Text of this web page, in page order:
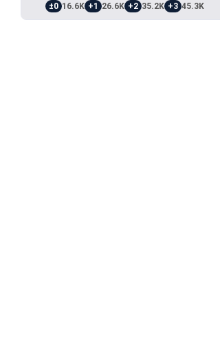
±0 16.6K +1 26.6K +2 35.2K +3 45.3K